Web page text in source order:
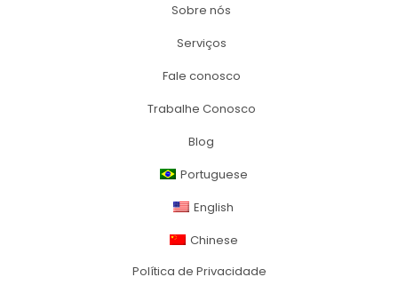
Sobre nós
Serviços
Fale conosco
Trabalhe Conosco
Blog
Portuguese
English
Chinese
Política de Privacidade